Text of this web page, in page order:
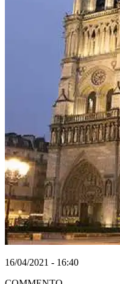
16/04/2021 - 16:40